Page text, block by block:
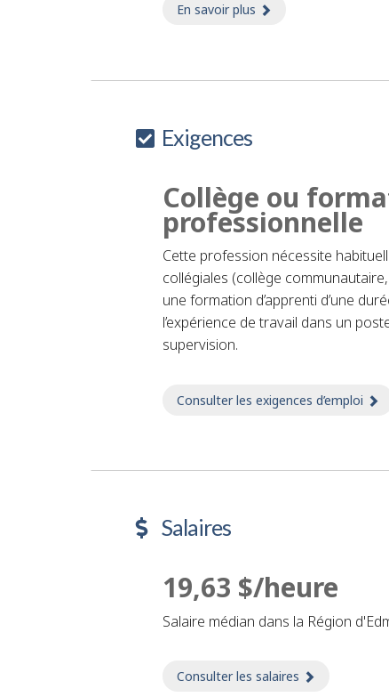
En savoir plus
Exigences
Collège ou
professionnelle
Cette profession nécessite
collégiales (collège
une formation d’apprenti d’une
l’expérience de travail dans un
supervision.
Consulter les exigences d’emploi
Salaires
19,63 $/heure
Salaire médian dans la Région
Consulter les salaires